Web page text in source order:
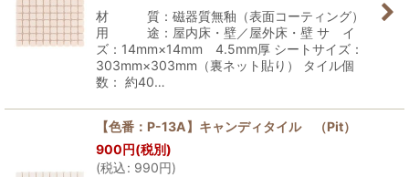
材 質：磁器質無釉（表面コーティング）
用 途：屋内床・壁／屋外床・壁 サ イ
ズ：14mm×14mm 4.5mm厚 シートサイズ：
303mm×303mm（裏ネット貼り） タイル個
数： 約40…
【色番：P-13A】キャンディタイル （Pit）
900円(税別)
(税込: 990円)